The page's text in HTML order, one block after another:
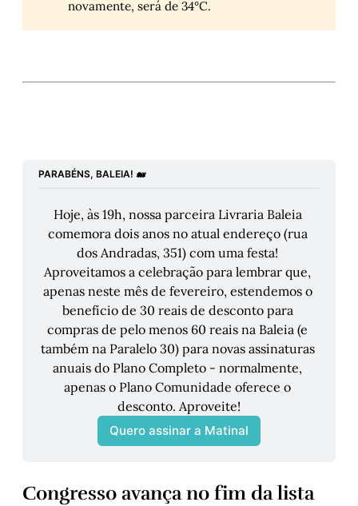
novamente, será de 34°C.
PARABÉNS, BALEIA! 🐋
Hoje, às 19h, nossa parceira Livraria Baleia
comemora dois anos no atual endereço (rua
dos Andradas, 351) com uma festa!
Aproveitamos a celebração para lembrar que,
apenas neste mês de fevereiro, estendemos o
benefício de 30 reais de desconto para
compras de pelo menos 60 reais na Baleia (e
também na Paralelo 30) para novas assinaturas
anuais do Plano Completo - normalmente,
apenas o Plano Comunidade oferece o
desconto. Aproveite!
Quero assinar a Matinal
Congresso avança no fim da lista